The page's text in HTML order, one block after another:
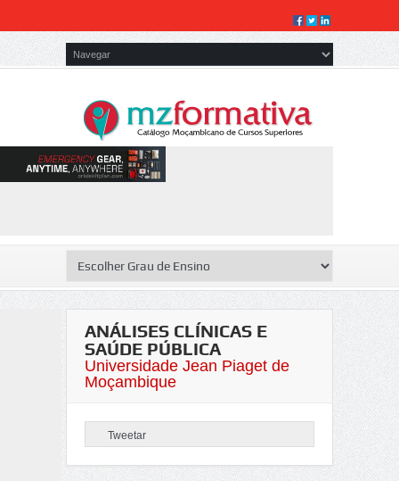
ANÁLISES CLÍNICAS E
SAÚDE PÚBLICA
Universidade Jean Piaget de
Moçambique
Tweetar